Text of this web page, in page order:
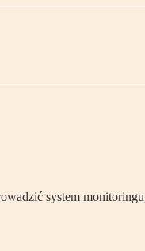
system